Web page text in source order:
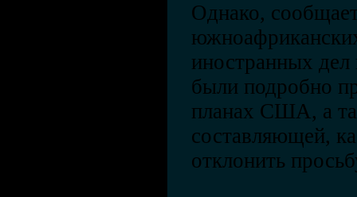
Однако,
иностранных
были подробно
планах США, а
составляющей,
отклонить